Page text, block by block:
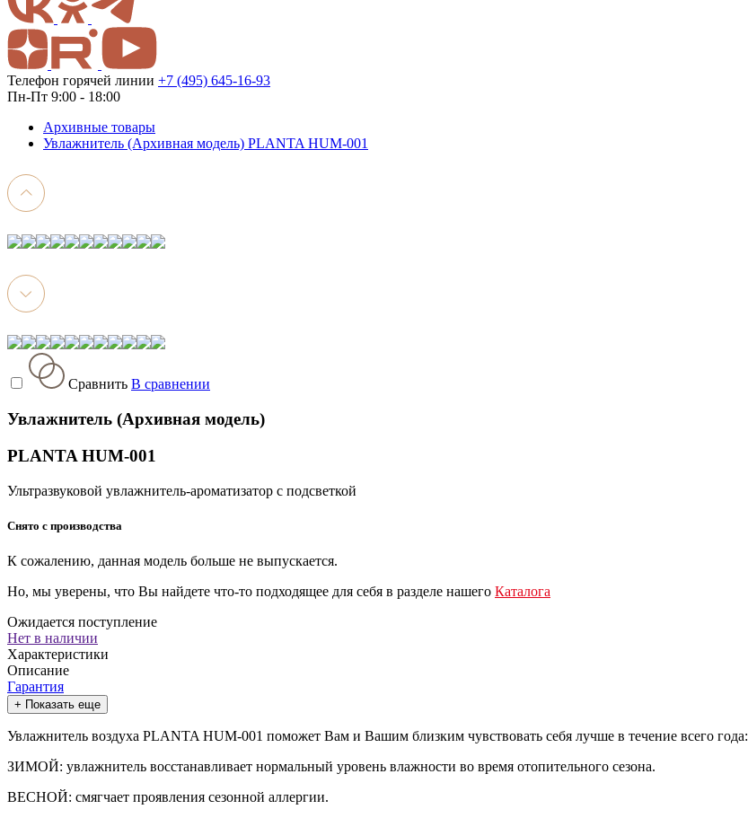
Телефон горячей линии +7 (495) 645-16-93
Пн-Пт 9:00 - 18:00
Архивные товары
Увлажнитель (Архивная модель) PLANTA HUM-001
Сравнить В сравнении
Увлажнитель (Архивная модель)
PLANTA HUM-001
Ультразвуковой увлажнитель-ароматизатор с подсветкой
Снято с производства
К сожалению, данная модель больше не выпускается.
Но, мы уверены, что Вы найдете что-то подходящее для себя в разделе нашего Каталога
Ожидается поступление
Нет в наличии
Характеристики
Описание
Гарантия
+ Показать еще
Увлажнитель воздуха PLANTA HUM-001 поможет Вам и Вашим близким чувствовать себя лучше в течение всего года:
ЗИМОЙ: увлажнитель восстанавливает нормальный уровень влажности во время отопительного сезона.
ВЕСНОЙ: смягчает проявления сезонной аллергии.